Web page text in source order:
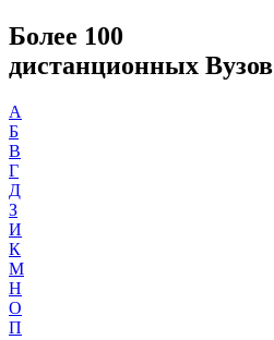
Более 100
дистанционных Вузов
А
Б
В
Г
Д
З
И
К
М
Н
О
П